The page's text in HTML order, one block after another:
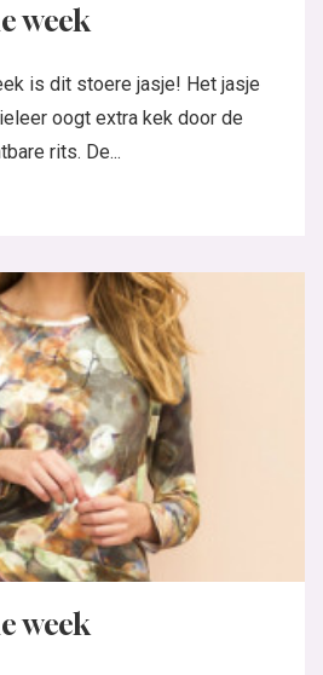
week
is dit stoere jasje! Het jasje
oogt extra kek door de
rits. De...
week